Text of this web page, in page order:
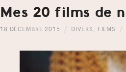
Mes 20 films de
18 DÉCEMBRE 2015 DIVERS FILMS